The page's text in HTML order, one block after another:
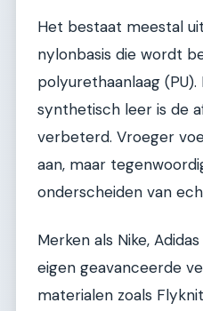
Het bestaat meestal
nylonbasis die wordt
polyurethaanlaag
synthetisch leer is de
verbeterd. Vroeger
aan, maar
onderscheiden van
Merken als Nike,
eigen geavanceerde
materialen zoals